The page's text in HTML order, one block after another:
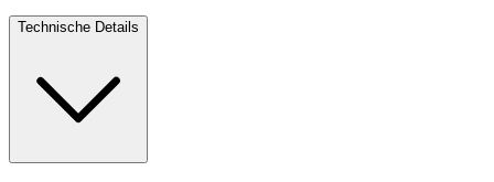
Technische Details